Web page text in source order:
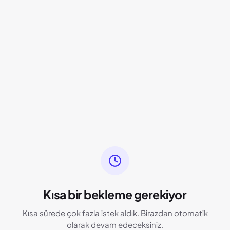
Kısa bir bekleme gerekiyor
Kısa sürede çok fazla istek aldık. Birazdan otomatik
olarak devam edeceksiniz.